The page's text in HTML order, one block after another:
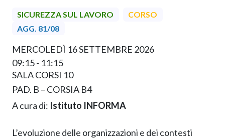
SICUREZZA SUL LAVORO
CORSO
AGG. 81/08
MERCOLEDÌ 16 SETTEMBRE 2026
09:15 - 11:15
SALA CORSI 10
PAD. B – CORSIA B4
A cura di: Istituto INFORMA
L’evoluzione delle organizzazioni e dei contesti